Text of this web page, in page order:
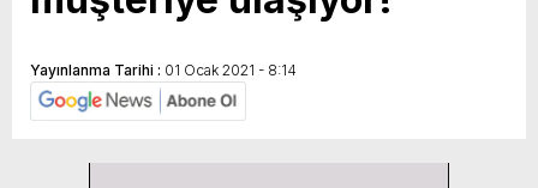
Yayınlanma Tarihi : 01 Ocak 2021 - 8:14